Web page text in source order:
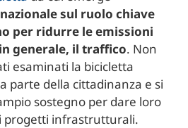
sul ruolo chiave
per ridurre le emissioni
generale, il traffico. Non
esaminati la bicicletta
parte della cittadinanza e si
sostegno per dare loro
progetti infrastrutturali.